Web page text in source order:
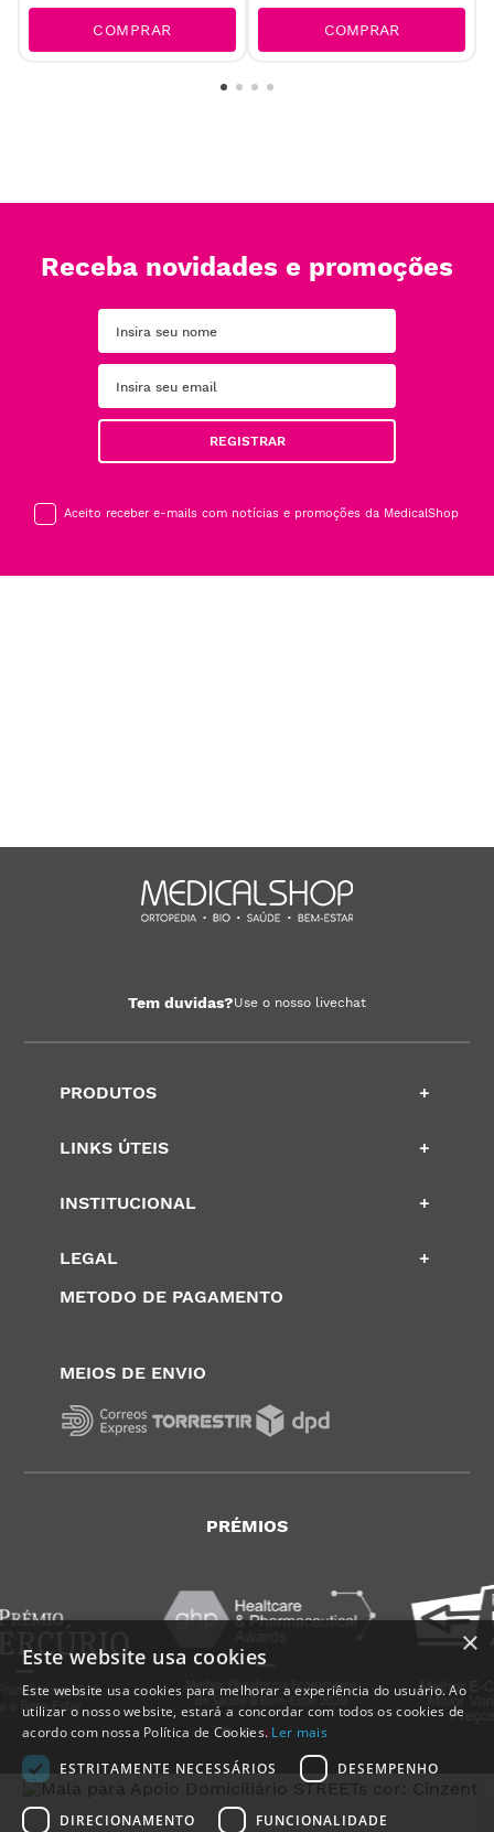
COMPRAR COMPRAR
Receba novidades e promoções
REGISTRAR
Aceito receber e-mails com notícias e promoções da MedicalShop
Tem duvidas?Use o nosso livechat
PRODUTOS +
LINKS ÚTEIS +
INSTITUCIONAL +
LEGAL
+
METODO DE PAGAMENTO
MEIOS DE ENVIO
PRÉMIOS
×
Este website usa cookies
Este website usa cookies para melhorar a experiência do usuário. Ao
utilizar o nosso website, estará a concordar com todos os cookies de
acordo com nossa Política de Cookies. Ler mais
ESTRITAMENTE NECESSÁRIOS
DESEMPENHO
DIRECIONAMENTO FUNCIONALIDADE